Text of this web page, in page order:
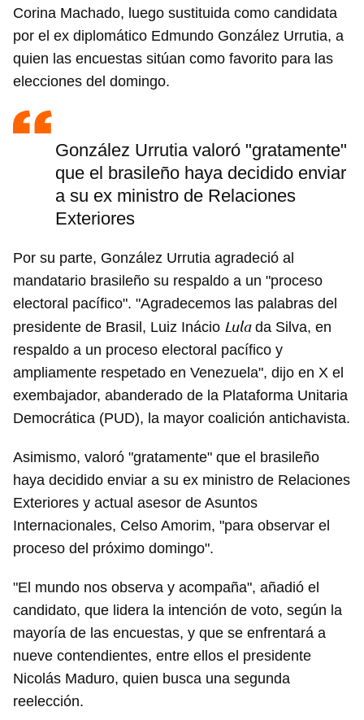
Corina Machado, luego sustituida como candidata
por el ex diplomático Edmundo González Urrutia, a
quien las encuestas sitúan como favorito para las
elecciones del domingo.
González Urrutia valoró "gratamente"
que el brasileño haya decidido enviar
a su ex ministro de Relaciones
Exteriores
Por su parte, González Urrutia agradeció al
mandatario brasileño su respaldo a un "proceso
electoral pacífico". "Agradecemos las palabras del
presidente de Brasil, Luiz Inácio Lulada Silva, en
respaldo a un proceso electoral pacífico y
ampliamente respetado en Venezuela", dijo en X el
exembajador, abanderado de la Plataforma Unitaria
Democrática (PUD), la mayor coalición antichavista.
Asimismo, valoró "gratamente" que el brasileño
haya decidido enviar a su ex ministro de Relaciones
Exteriores y actual asesor de Asuntos
Internacionales, Celso Amorim, "para observar el
proceso del próximo domingo".
"El mundo nos observa y acompaña", añadió el
candidato, que lidera la intención de voto, según la
mayoría de las encuestas, y que se enfrentará a
nueve contendientes, entre ellos el presidente
Nicolás Maduro, quien busca una segunda
reelección.